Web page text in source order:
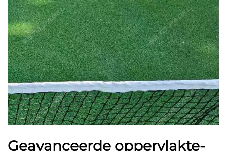
Geavanceerde oppervlakte-